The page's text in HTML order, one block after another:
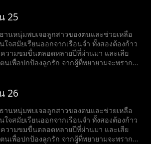
25
านหนุ่มพบเจอลูกสาวของตนและช่วยเหลือ
ใจสมัยเรียนออกจากเรือนจำ ทั้งสองต้องก้าว
วามขมขื่นตลอดหลายปีที่ผ่านมา และเสีย
นเพื่อปกป้องลูกรัก จากผู้ที่พยายามจะพราก
26
านหนุ่มพบเจอลูกสาวของตนและช่วยเหลือ
ใจสมัยเรียนออกจากเรือนจำ ทั้งสองต้องก้าว
วามขมขื่นตลอดหลายปีที่ผ่านมา และเสีย
นเพื่อปกป้องลูกรัก จากผู้ที่พยายามจะพราก